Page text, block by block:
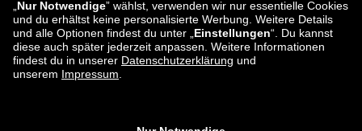
Du findest uns
auch bei